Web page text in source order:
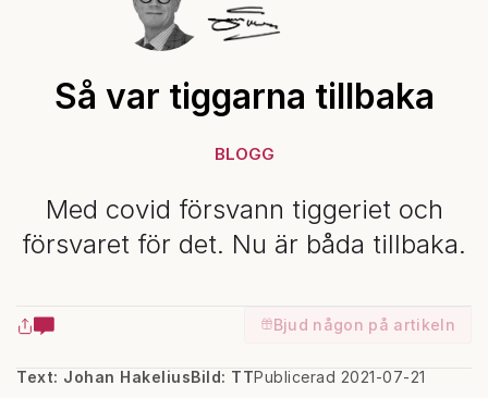
Så var tiggarna tillbaka
BLOGG
Med covid försvann tiggeriet och
försvaret för det. Nu är båda tillbaka.
Bjud någon på artikeln
Text: Johan Hakelius Publicerad 2021-07-21
Bild: TT